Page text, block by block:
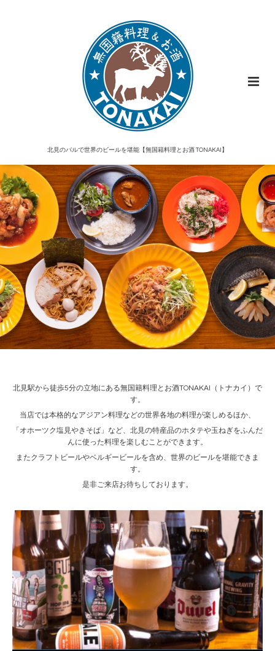
北見のバルで世界のビールを堪能【無国籍料理とお酒 TONAKAI】
北見駅から徒歩5分の立地にある無国籍料理とお酒TONAKAI（トナカイ）で
す。
当店では本格的なアジアン料理などの世界各地の料理が楽しめるほか、
「オホーツク塩見やきそば」など、北見の特産品のホタテや玉ねぎをふんだ
んに使った料理を楽しむことができます。
またクラフトビールやベルギービールを含め、世界のビールを堪能できま
す。
是非ご来店お待ちしております。